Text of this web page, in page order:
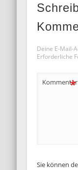
Deine E-Mail-
Erforderliche
Kommentar
*
Sie können